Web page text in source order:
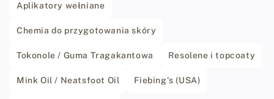
Aplikatory wełniane
Chemia do przygotowania skóry
Tokonole / Guma Tragakantowa Resolene i topcoaty
Mink Oil / Neatsfoot Oil Fiebing's (USA)